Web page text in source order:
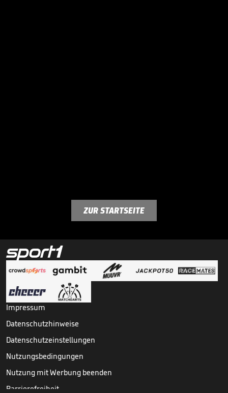
ZUR STARTSEITE
Impressum
Datenschutzhinweise
Datenschutzeinstellungen
Nutzungsbedingungen
Nutzung mit Werbung beenden
Barrierefreiheit